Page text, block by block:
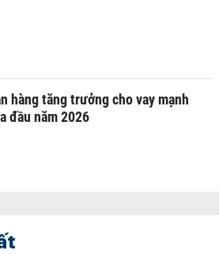
hàng tăng trưởng cho vay mạnh
đầu năm 2026